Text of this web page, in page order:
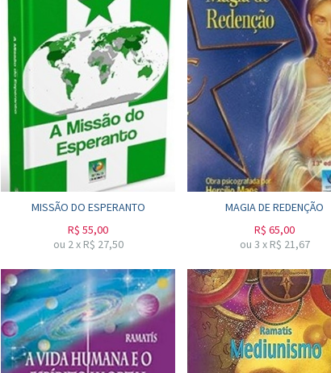
MISSÃO DO ESPERANTO
R$ 55,00
ou 2x R$ 27,50
MAGIA DE REDENÇÃO
R$ 65,00
ou 3 x R$ 21,67